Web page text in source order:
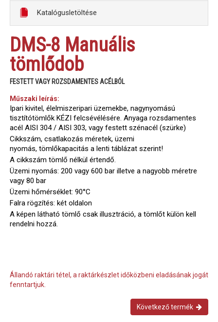
Katalógusletöltése
DMS-8 Manuális
tömlődob
FESTETT VAGY ROZSDAMENTES ACÉLBÓL
Műszaki leírás:
Ipari kivitel, élelmiszeripari üzemekbe, nagynyomású
tisztítótömlők KÉZI felcsévélésére. Anyaga rozsdamentes
acél AISI 304 / AISI 303, vagy festett szénacél (szürke)
Cikkszám, csatlakozás méretek, üzemi
nyomás, tömlőkapacitás a lenti táblázat szerint!
A cikkszám tömlő nélkül értendő.
Üzemi nyomás: 200 vagy 600 bar illetve a nagyobb méretre
vagy 80 bar
Üzemi hőmérséklet: 90°C
Falra rögzítés: két oldalon
A képen látható tömlő csak illusztráció, a tömlőt külön kell
rendelni hozzá.
Állandó raktári tétel, a raktárkészlet időközbeni eladásának jogát
fenntartjuk.
Következő termék